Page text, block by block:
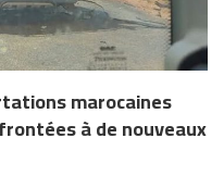
marocaines
à de nouveaux